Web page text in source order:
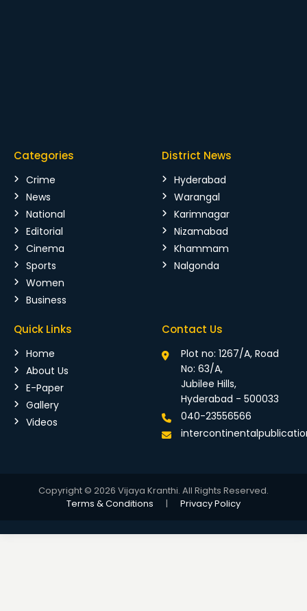
Categories
Crime
News
National
Editorial
Cinema
Sports
Women
Business
District News
Hyderabad
Warangal
Karimnagar
Nizamabad
Khammam
Nalgonda
Quick Links
Home
About Us
E-Paper
Gallery
Videos
Contact Us
Plot no: 1267/A, Road
No: 63/A,
Jubilee Hills,
Hyderabad - 500033
040-23556566
Copyright © 2026 Vijaya Kranthi. All Rights Reserved.
Terms & Conditions
| Privacy Policy